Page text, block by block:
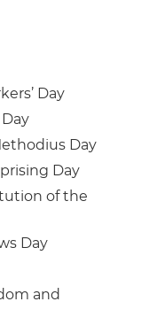
Day
Day
Day
of the
Day
and